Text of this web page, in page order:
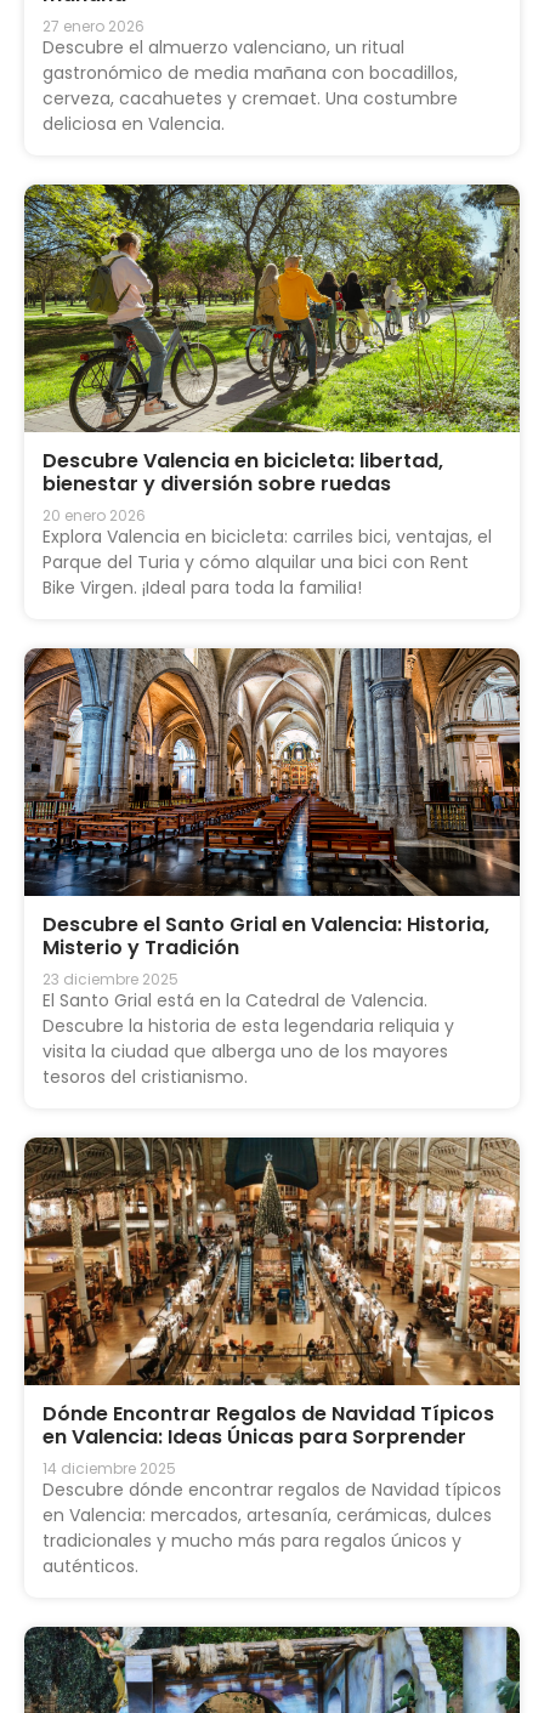
27 enero 2026
Descubre el almuerzo valenciano, un ritual
gastronómico de media mañana con bocadillos,
cerveza, cacahuetes y cremaet. Una costumbre
deliciosa en Valencia.
Descubre Valencia en bicicleta: libertad,
bienestar y diversión sobre ruedas
20 enero 2026
Explora Valencia en bicicleta: carriles bici, ventajas, el
Parque del Turia y cómo alquilar una bici con Rent
Bike Virgen. ¡Ideal para toda la familia!
Descubre el Santo Grial en Valencia: Historia,
Misterio y Tradición
23 diciembre 2025
El Santo Grial está en la Catedral de Valencia.
Descubre la historia de esta legendaria reliquia y
visita la ciudad que alberga uno de los mayores
tesoros del cristianismo.
Dónde Encontrar Regalos de Navidad Típicos
en Valencia: Ideas Únicas para Sorprender
14 diciembre 2025
Descubre dónde encontrar regalos de Navidad típicos
en Valencia: mercados, artesanía, cerámicas, dulces
tradicionales y mucho más para regalos únicos y
auténticos.